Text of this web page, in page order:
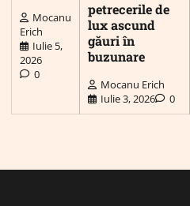
Mocanu
Erich
Iulie 5,
2026
0
petrecerile de
lux ascund
găuri în
buzunare
Mocanu Erich
Iulie 3, 2026
0